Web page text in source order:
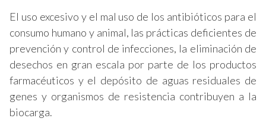
El uso excesivo y el mal uso de los antibióticos para el
consumo humano y animal, las prácticas deficientes de
prevención y control de infecciones, la eliminación de
desechos en gran escala por parte de los productos
farmacéuticos y el depósito de aguas residuales de
genes y organismos de resistencia contribuyen a la
biocarga.